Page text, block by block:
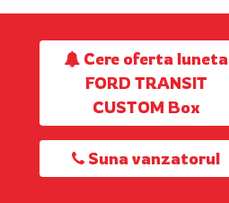
Cere oferta luneta
FORD TRANSIT
CUSTOM Box
Suna vanzatorul